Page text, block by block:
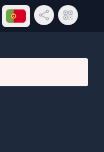
Abrir menu de idiomas
Compartilhar link
Código QR